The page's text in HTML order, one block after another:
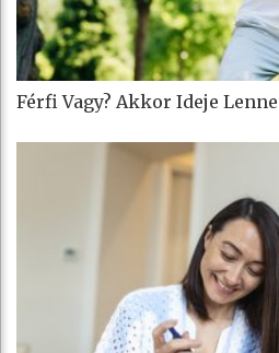
Férfi Vagy? Akkor Ideje